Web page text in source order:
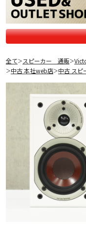
全て＞ スピーカー 通販＞
＞中古 本社web店＞中古 スピ